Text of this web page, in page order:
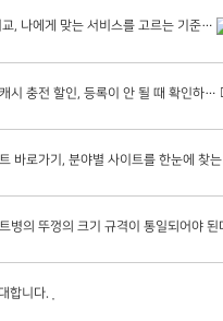
, 나에게 맞는 서비스를 고르는 기준…
시 충전 할인, 등록이 안 될 때 확인하…
바로가기, 분야별 사이트를 한눈에 찾
병의 뚜껑의 크기 규격이 통일되어야
합니다.